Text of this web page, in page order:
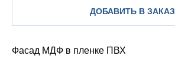
ДОБАВИТЬ В ЗАКАЗ
Фасад МДФ в пленке ПВХ